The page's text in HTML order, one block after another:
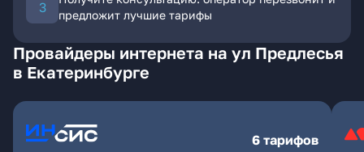
предложит лучшие тарифы
Провайдеры интернета на ул Предлесья
в Екатеринбурге
6 тарифов